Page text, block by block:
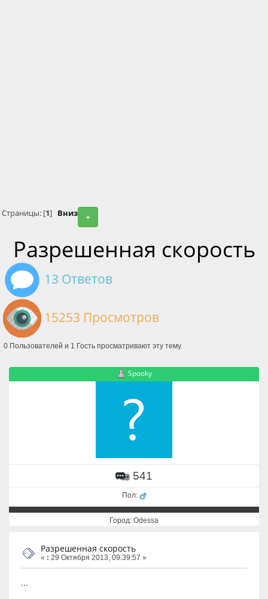
+
Страницы: [1] Вниз
Разрешенная скорость
13 Ответов
15253 Просмотров
0 Пользователей и 1 Гость просматривают эту тему.
Spooky
541
Пол:
Город: Odessa
Разрешенная скорость
« : 29 Октября 2013, 09:39:57 »
...